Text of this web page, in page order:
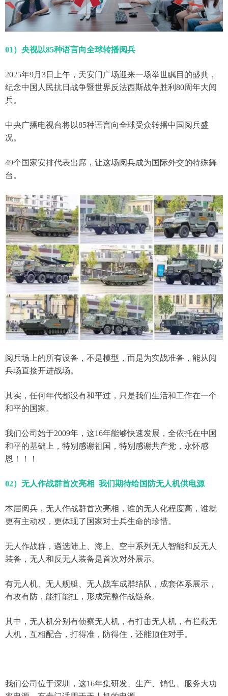
01）央视以85种语言向全球转播阅兵
2025年9月3日上午，天安门广场迎来一场举世瞩目的盛典，
纪念中国人民抗日战争暨世界反法西斯战争胜利80周年大阅
兵。
中央广播电视台将以85种语言向全球受众转播中国阅兵盛
况。
49个国家安排代表出席，让这场阅兵成为国际外交的特殊舞
台。
阅兵场上的所有设备，不是模型，而是为实战准备，能从阅
兵场直接开进战场。
其实，任何年代都没有和平过，只是我们生活和工作在一个
和平的国家。
我们公司始于2009年，这16年能够快速发展，全依托在中国
和平的基础上，特别感谢祖国，特别感谢共产党，永怀感
恩！！！
02）无人作战群首次亮相 我们期待给国防无人机供电源
本届阅兵，无人作战群首次亮相，谁的无人化程度高，谁就
更有主动权，更体现了国家对士兵生命的珍惜。
无人作战群，遴选陆上、海上、空中系列无人智能和反无人
装备，无人和反无人装备是首次对外展示。
有无人机、无人舰艇、无人战车成群结队，成套体系展示，
有攻有防，能打能扛，形成完整作战链条。
其中，无人机分别有侦察无人机，有打击无人机，有拦截无
人机，互相配合，打得准，防得住，还能顶住对手。
我们公司位于深圳，这16年集研发、生产、销售、服务大功